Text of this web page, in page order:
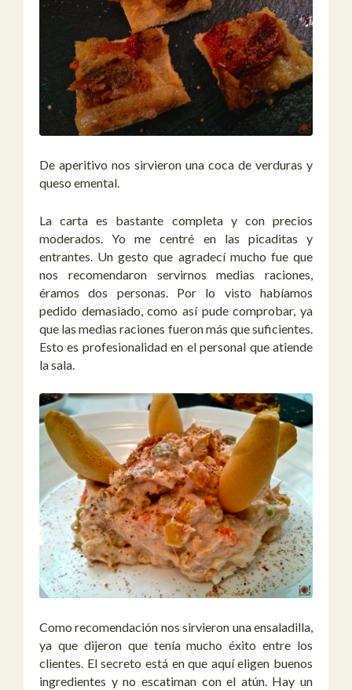
De aperitivo nos sirvieron una coca de verduras y
queso emental.
La carta es bastante completa y con precios
moderados. Yo me centré en las picaditas y
entrantes. Un gesto que agradecí mucho fue que
nos recomendaron servirnos medias raciones,
éramos dos personas. Por lo visto habíamos
pedido demasiado, como así pude comprobar, ya
que las medias raciones fueron más que suficientes.
Esto es profesionalidad en el personal que atiende
la sala.
Como recomendación nos sirvieron una ensaladilla,
ya que dijeron que tenía mucho éxito entre los
clientes. El secreto está en que aquí eligen buenos
ingredientes y no escatiman con el atún. Hay un